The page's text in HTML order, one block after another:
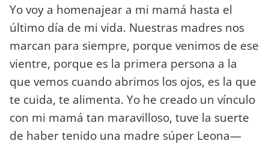
Yo voy a homenajear a mi mamá hasta el
último día de mi vida. Nuestras madres nos
marcan para siempre, porque venimos de ese
vientre, porque es la primera persona a la
que vemos cuando abrimos los ojos, es la que
te cuida, te alimenta. Yo he creado un vínculo
con mi mamá tan maravilloso, tuve la suerte
de haber tenido una madre súper Leona—